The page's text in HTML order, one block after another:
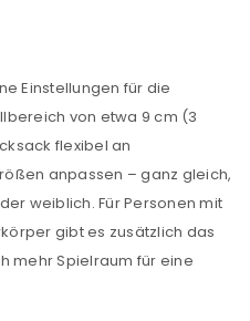
Einstellungen für die
von etwa 9 cm (3
flexibel an
anpassen – ganz gleich,
weiblich. Für Personen mit
gibt es zusätzlich das
mehr Spielraum für eine